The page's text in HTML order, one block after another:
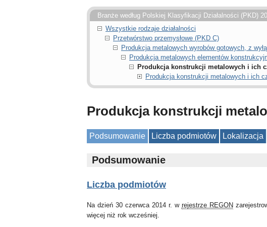
Branże według Polskiej Klasyfikacji Działalności (PKD)
Wszystkie rodzaje działalności
Przetwórstwo przemysłowe (PKD C)
Produkcja metalowych wyrobów gotowych, z
Produkcja metalowych elementów
Produkcja konstrukcji metalowych i ich
Produkcja konstrukcji metalowych i ich
Produkcja konstrukcji
Podsumowanie Liczba podmiotów Lokalizacja
Podsumowanie
Liczba podmiotów
Na dzień 30 czerwca 2014 r. w rejestrze REGON
więcej niż rok wcześniej.